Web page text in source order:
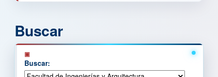
Buscar
Buscar: